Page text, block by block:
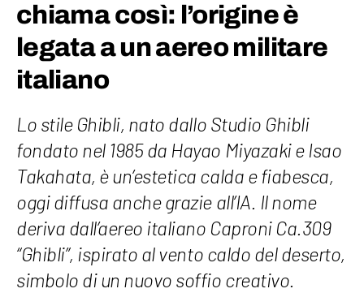
chiama così: l’origine è
legata a un aereo militare
italiano
Lo stile Ghibli, nato dallo Studio Ghibli
fondato nel 1985 da Hayao Miyazaki e Isao
Takahata, è un’estetica calda e fiabesca,
oggi diffusa anche grazie all’IA. Il nome
deriva dall’aereo italiano Caproni Ca.309
“Ghibli”, ispirato al vento caldo del deserto,
simbolo di un nuovo soffio creativo.